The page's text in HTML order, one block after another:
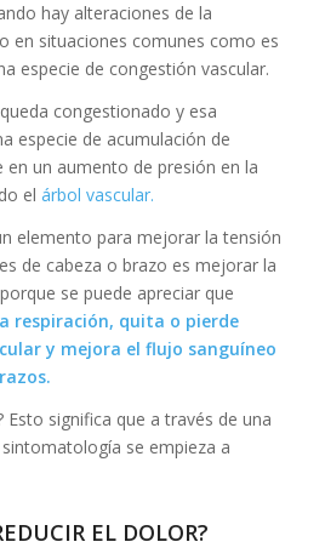
hay alteraciones de la
en situaciones comunes como es
especie de congestión vascular.
congestionado y esa
especie de acumulación de
en un aumento de presión en la
el árbol vascular.
elemento para mejorar la tensión
de cabeza o brazo es mejorar la
se puede apreciar que
respiración, quita o pierde
y mejora el flujo sanguíneo
Esto significa que a través de una
se empieza a
EL DOLOR?